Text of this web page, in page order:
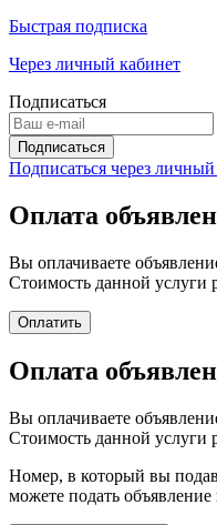
Быстрая подписка
Через личный кабинет
Подписаться
Подписаться через
Оплата
Вы оплачиваете
Стоимость данной услуги
Оплата
Вы оплачиваете
Стоимость данной услуги
Номер, в который вы
можете подать объявление